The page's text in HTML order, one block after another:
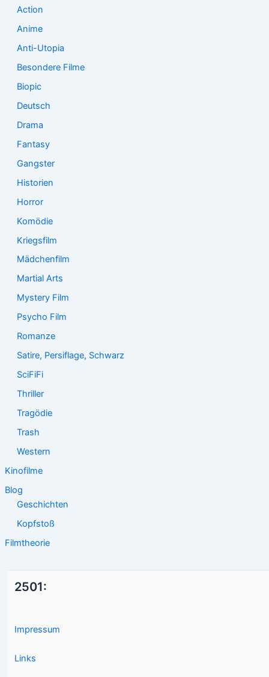
Action
Anime
Anti-Utopia
Besondere Filme
Biopic
Deutsch
Drama
Fantasy
Gangster
Historien
Horror
Komödie
Kriegsfilm
Mädchenfilm
Martial Arts
Mystery Film
Psycho Film
Romanze
Satire, Persiflage, Schwarz
SciFiFi
Thriller
Tragödie
Trash
Western
Kinofilme
Blog
Geschichten
Kopfstoß
Filmtheorie
2501:
Impressum
Links